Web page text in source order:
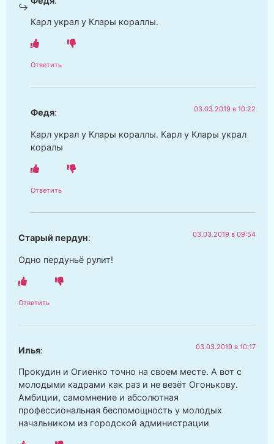
Карл украл у Клары кораллы.
Ответить
Федя: 03.03.2019 в 10:22
Карл украл у Клары кораллы. Карл у Клары украл
коралы
Ответить
Старый пердун: 03.03.2019 в 09:54
Одно пердуньё рулит!
Ответить
Илья: 03.03.2019 в 10:17
Прокудин и Огиенко точно на своем месте. А вот с
молодыми кадрами как раз и не везёт Огонькову.
Амбиции, самомнение и абсолютная
профессиональная беспомощность у молодых
начальником из городской администрации